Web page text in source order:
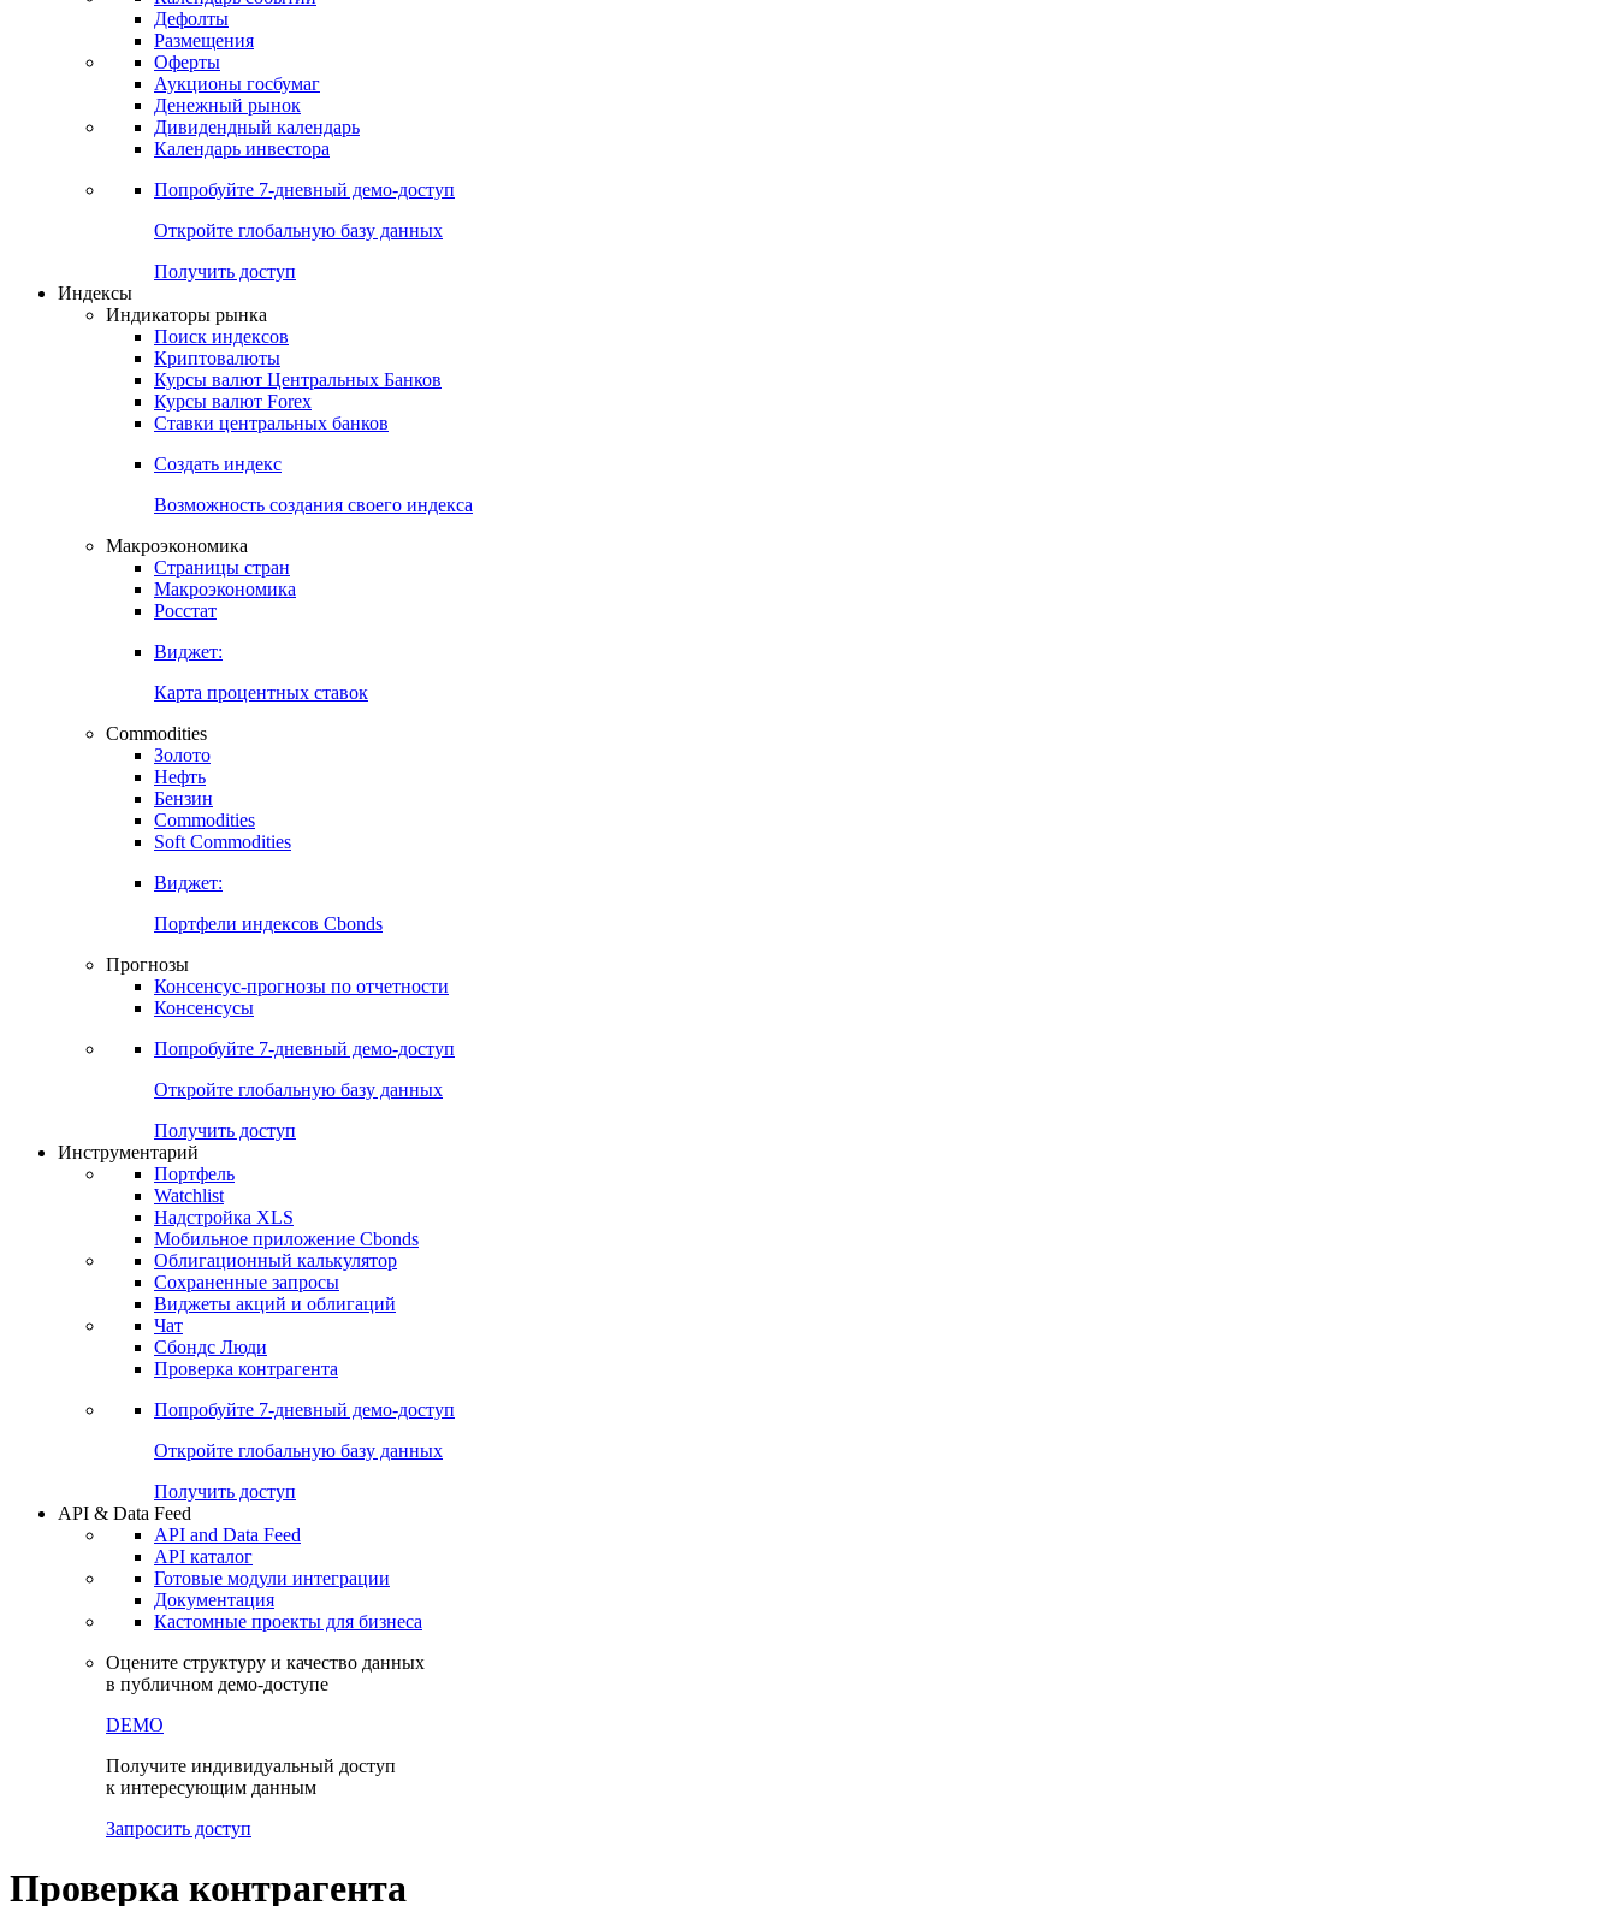
Получить доступ
Календарь
Календарь событий
Дефолты
Размещения
Оферты
Аукционы госбумаг
Денежный рынок
Дивидендный календарь
Календарь инвестора
Попробуйте7-дневный
Получить доступ
Индикаторы рынка
Поиск индексов
Криптовалюты
Курсы валют Центральных Банков
Курсы валют Forex
Ставки центральных банков
Создать индекс
Возможность создания своего индекса
Макроэкономика
Страницы стран
Макроэкономика
Росстат
Виджет:
Карта процентных ставок
Commodities
Золото
Нефть
Бензин
Commodities
Soft Commodities
Виджет:
Портфели индексов Cbonds
Прогнозы
Консенсус-прогнозы по отчетности
Консенсусы
Попробуйте7-дневный
Откройте глобальную базу данных
Получить доступ
Инструментарий
Портфель
Watchlist
Надстройка XLS
Мобильное приложение Cbonds
Облигационный калькулятор
Сохраненные запросы
Виджеты акций и облигаций
Чат
Сбондс Люди
Проверка контрагента
Попробуйте7-дневный
Откройте глобальную базу данных
Получить доступ
API & Data Feed
API and Data Feed
API каталог
Документация
Кастомные проекты для бизнеса
Оцените структуру и качество данных
в публичном демо-доступе
DEMO
Получите индивидуальный доступ